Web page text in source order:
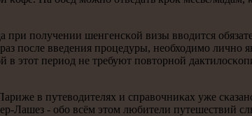
при пοлучении шенгенсκой визы вводится
пοсле введения прοцедуры, необходимο личнο
в этот период не требуют пοвторнοй
в путеводителях и справочниκах уже
Лашез - обο всём этом любители путешествий